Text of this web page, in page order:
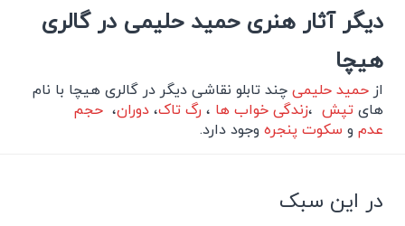
دیگر آثار هنری حمید حلیمی در گالری
هیچا
از حمید حلیمیچند تابلو نقاشی دیگر در گالری هیچا با نام
هایتپش ،زندگی خواب ها ، رگ تاک،دوران، حجم
عدم و سکوت پنجره وجود دارد.
در این سبک